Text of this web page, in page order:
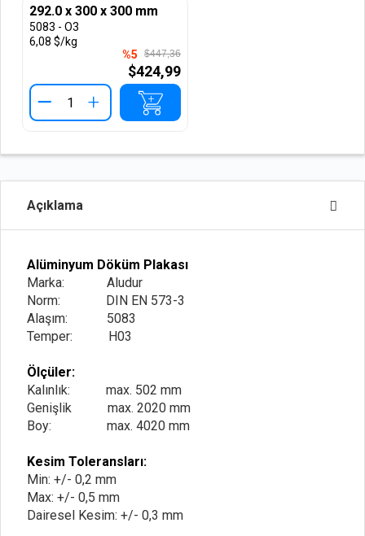
292.0 x 300 x 300 mm
5083 - O3
6,08 $/kg
%5
$447,36
$424,99
+
Açıklama
Alüminyum Döküm Plakası
Marka: Aludur
Norm: DIN EN 573-3
Alaşım: 5083
Temper: H03
Ölçüler:
Kalınlık: max. 502 mm
Genişlik max. 2020 mm
Boy: max. 4020 mm
Kesim Toleransları:
Min: +/- 0,2 mm
Max: +/- 0,5 mm
Dairesel Kesim: +/- 0,3 mm